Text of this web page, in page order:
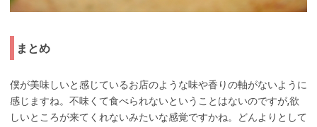
まとめ
僕が美味しいと感じているお店のような味や香りの軸がないように
感じますね。不味くて食べられないということはないのですが,欲
しいところが来てくれないみたいな感覚ですかね。どんよりとして